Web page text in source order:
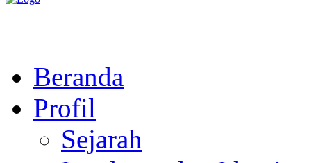
Beranda
Profil
Sejarah